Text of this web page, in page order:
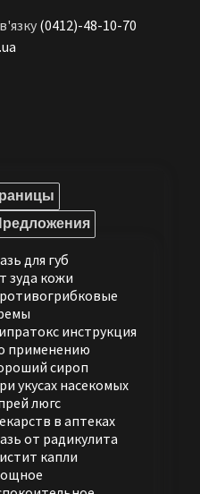
(0412)-48-10-70
для губ
зуда кожи
инструкция
применению
сироп
укусах насекомых
люгс
в аптеках
от радикулита
капли